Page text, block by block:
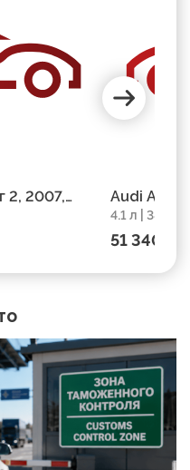
2, 2007,
Audi A8 II
пробег
4.1 л |
51 340